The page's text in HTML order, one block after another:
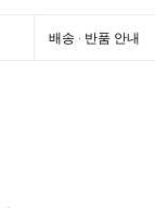
배송 · 반품 안내